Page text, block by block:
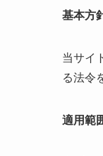
基本方
当サイ
る法令
適用範